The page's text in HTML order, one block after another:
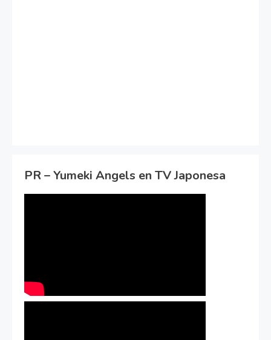
PR – Yumeki Angels en TV Japonesa